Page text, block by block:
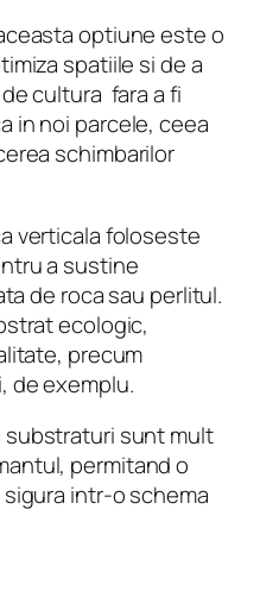
optiune este o
spatiile si de a
cultura fara a fi
in noi parcele, ceea
schimbarilor
verticala foloseste
a sustine
de roca sau perlitul.
ecologic,
precum
de exemplu.
sunt mult
permitand o
intr-o schema